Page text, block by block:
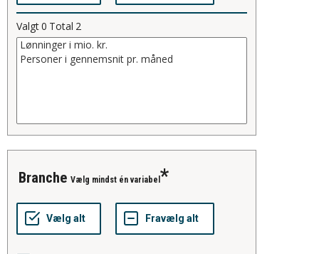
Valgt0 Total 2
branche Vælg mindst én variabel